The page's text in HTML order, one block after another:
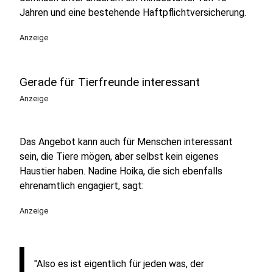
Jahren und eine bestehende Haftpflichtversicherung.
Anzeige
Gerade für Tierfreunde interessant
Anzeige
Das Angebot kann auch für Menschen interessant
sein, die Tiere mögen, aber selbst kein eigenes
Haustier haben. Nadine Hoika, die sich ebenfalls
ehrenamtlich engagiert, sagt:
Anzeige
"Also es ist eigentlich für jeden was, der